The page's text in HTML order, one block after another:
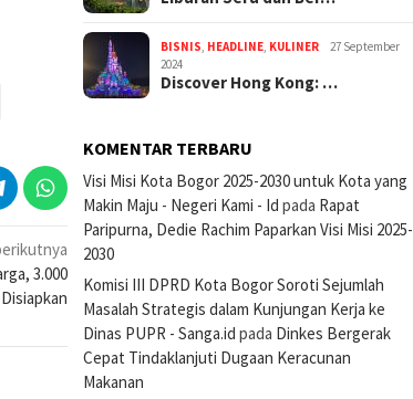
3.000
BISNIS, HEADLINE, KULINER
27 September
2024
Discover Hong Kong: …
KOMENTAR TERBARU
Visi Misi Kota Bogor 2025-2030 untuk Kota yang
Makin Maju - Negeri Kami - Id pada Rapat
Paripurna, Dedie Rachim Paparkan Visi Misi 2025-
2030
Komisi III DPRD Kota Bogor Soroti Sejumlah
Masalah Strategis dalam Kunjungan Kerja ke
Dinas PUPR - Sanga.id pada Dinkes Bergerak
Cepat Tindaklanjuti Dugaan Keracunan
Makanan